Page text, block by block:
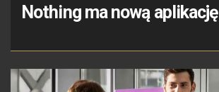
Nothing ma nową aplikację